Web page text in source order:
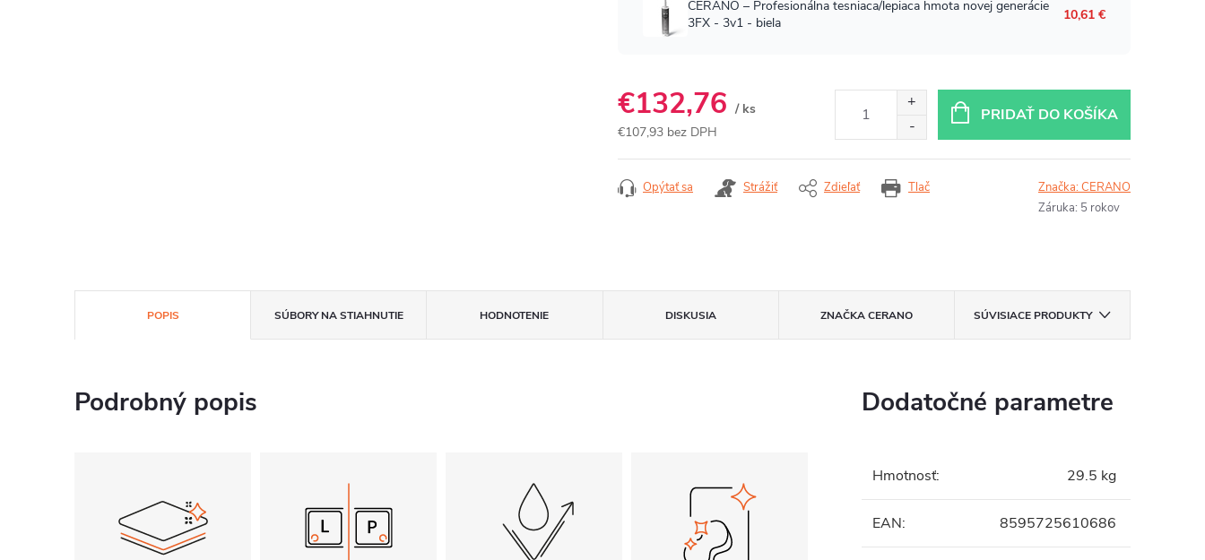
€132,76 / ks
€107,93 bez DPH
PRIDAŤ DO KOŠÍKA
Tlač
Opýtať sa Strážiť Zdieľať Značka:CERANO
Záruka: 5 rokov
POPIS SÚBORY NA STIAHNUTIE HODNOTENIE DISKUSIA ZNAČKACERANO SÚVISIACE PRODUKTY
Podrobný popis Dodatočné parametre
Hmotnosť: 29.5 kg
EAN: 8595725610686